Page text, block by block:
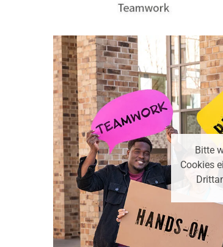
Bitte
Cookies